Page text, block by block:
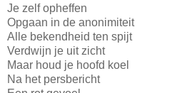
Je zelf opheffen
Opgaan in de anonimiteit
Alle bekendheid ten spijt
Verdwijn je uit zicht
Maar houd je hoofd koel
Na het persbericht